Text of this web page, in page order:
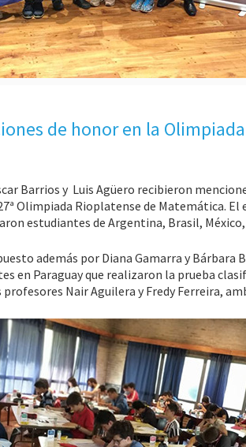
de honor en la
Barrios y Luis Agüero recibieron
Olimpiada Rioplatense de Matemática. El
estudiantes de Argentina, Brasil, México,
además por Diana Gamarra y Bárbara
en Paraguay que realizaron la prueba
Nair Aguilera y Fredy Ferreira,